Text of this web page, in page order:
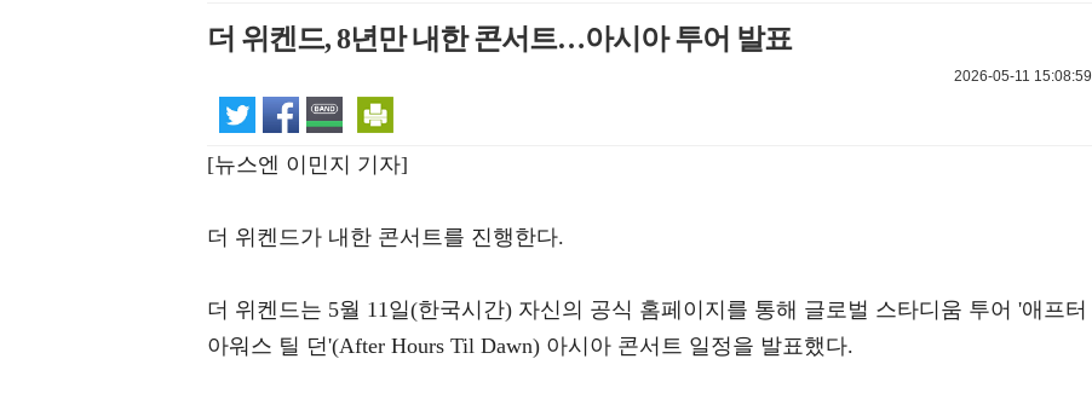
더 위켄드, 8년만 내한 콘서트…아시아 투어 발표
2026-05-11 15:08:59
[뉴스엔 이민지 기자]
더 위켄드가 내한 콘서트를 진행한다.
더 위켄드는 5월 11일(한국시간) 자신의 공식 홈페이지를 통해 글로벌 스타디움 투어 '애프터
아워스 틸 던'(After Hours Til Dawn) 아시아 콘서트 일정을 발표했다.